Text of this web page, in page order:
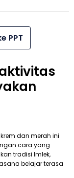
PPT
dan merah ini
cara yang
tradisi Imlek,
belajar terasa